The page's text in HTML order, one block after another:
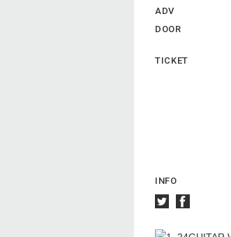
ADV
DOOR
TICKET
INFO